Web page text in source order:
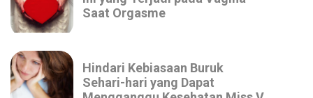
Saat Orgasme
Hindari Kebiasaan Buruk
Sehari-hari yang Dapat